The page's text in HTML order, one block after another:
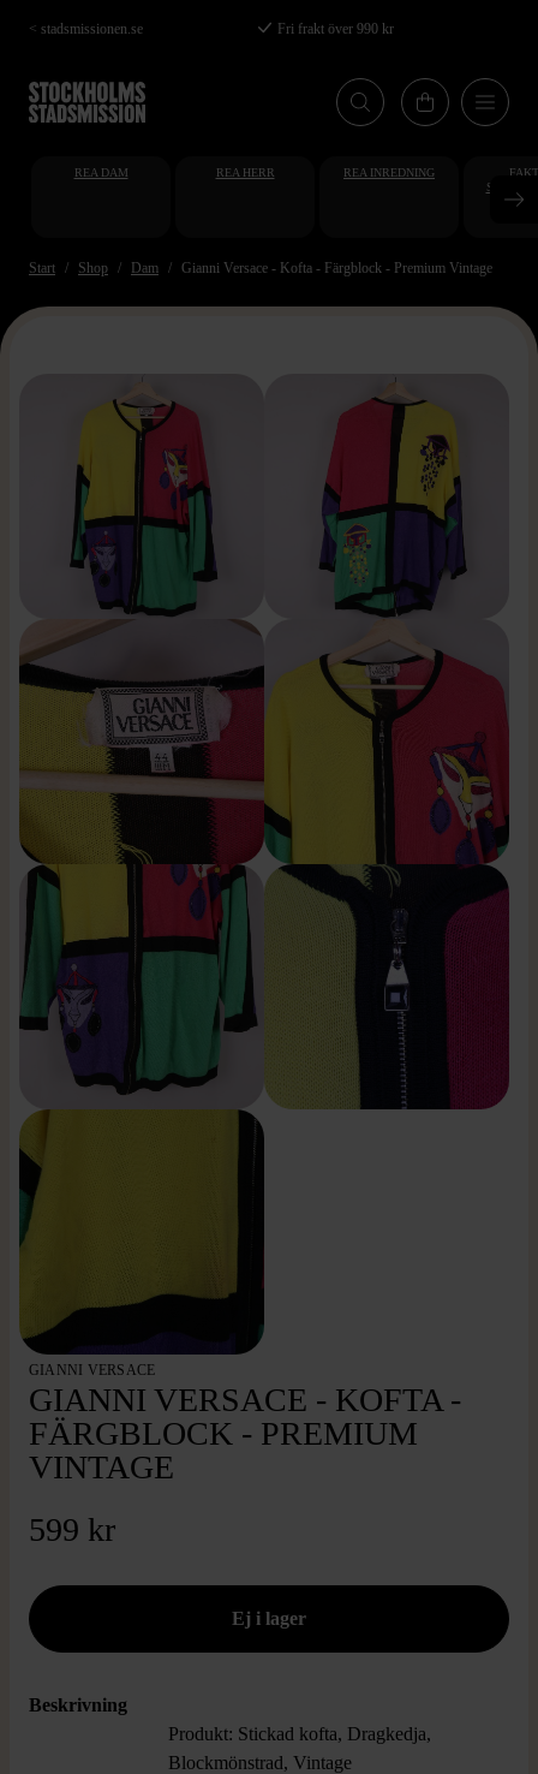
Hoppa
till
huvudinnehåll
< stadsmissionen.se Fri frakt över 990 kr
REA DAM REA HERR REA INREDNING
Start Shop Dam Gianni Versace - Kofta - Färgblock - Premium Vintage
GIANNI VERSACE
GIANNI VERSACE - KOFTA -
FÄRGBLOCK - PREMIUM
VINTAGE
599 kr
Beskrivning
Produkt: Stickad kofta, Dragkedja,
Blockmönstrad, Vintage